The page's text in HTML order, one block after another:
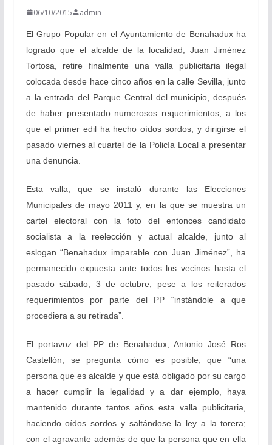
06/10/2015 admin
El Grupo Popular en el Ayuntamiento de Benahadux ha
logrado que el alcalde de la localidad, Juan Jiménez
Tortosa, retire finalmente una valla publicitaria ilegal
colocada desde hace cinco años en la calle Sevilla, junto
a la entrada del Parque Central del municipio, después
de haber presentado numerosos requerimientos, a los
que el primer edil ha hecho oídos sordos, y dirigirse el
pasado viernes al cuartel de la Policía Local a presentar
una denuncia.
Esta valla, que se instaló durante las Elecciones
Municipales de mayo 2011 y, en la que se muestra un
cartel electoral con la foto del entonces candidato
socialista a la reelección y actual alcalde, junto al
eslogan “Benahadux imparable con Juan Jiménez”, ha
permanecido expuesta ante todos los vecinos hasta el
pasado sábado, 3 de octubre, pese a los reiterados
requerimientos por parte del PP “instándole a que
procediera a su retirada”.
El portavoz del PP de Benahadux, Antonio José Ros
Castellón, se pregunta cómo es posible, que “una
persona que es alcalde y que está obligado por su cargo
a hacer cumplir la legalidad y a dar ejemplo, haya
mantenido durante tantos años esta valla publicitaria,
haciendo oídos sordos y saltándose la ley a la torera;
con el agravante además de que la persona que en ella